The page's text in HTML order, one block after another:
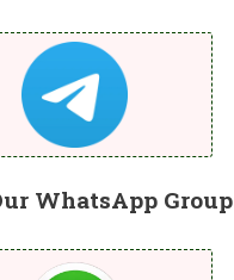
WhatsApp Group